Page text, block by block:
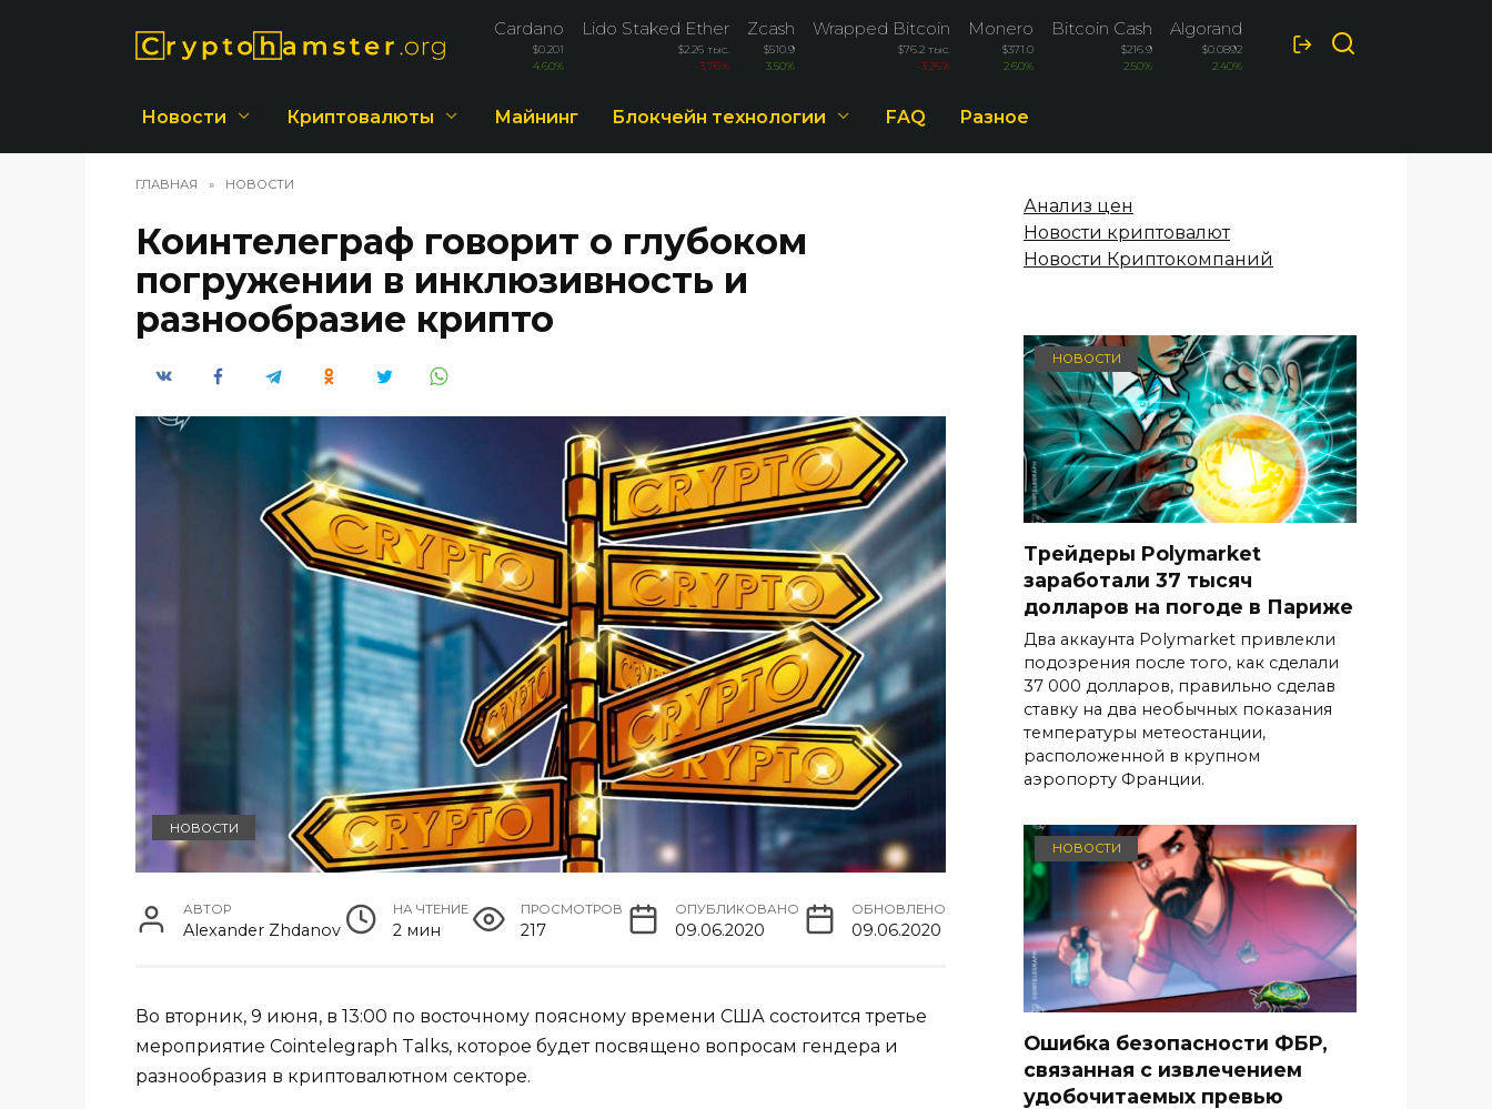
Cardano
$0.201
4.60%
Lido Staked Ether
$2.26 тыс.
-3.76%
Zcash
$510.9
3.50%
Wrapped Bitcoin
$76.2 тыс.
-3.26%
Monero
$371.0
2.60%
Bitcoin Cash
$216.9
2.50%
Algorand
$0.0892
2.40%
Ethereum Classic
Новости Криптовалюты Майнинг Блокчейн технологии FAQ Разное
ГЛАВНАЯ » НОВОСТИ
Коинтелеграф говорит о глубоком
погружении в инклюзивность и
разнообразие крипто
НОВОСТИ
АВТОР
Alexander Zhdanov
НА ЧТЕНИЕ
2 мин
ПРОСМОТРОВ
217
ОПУБЛИКОВАНО
09.06.2020
ОБНОВЛЕНО
09.06.2020
Во вторник, 9 июня, в 13:00 по восточному поясному времени США состоится третье
мероприятие Cointelegraph Talks, которое будет посвящено вопросам гендера и
разнообразия в криптовалютном секторе.
Анализ цен
Новости криптовалют
Новости Криптокомпаний
НОВОСТИ
Трейдеры Polymarket
заработали 37 тысяч
долларов на погоде в Париже
Два аккаунта Polymarket привлекли
подозрения после того, как сделали
37 000 долларов, правильно сделав
ставку на два необычных показания
температуры метеостанции,
расположенной в крупном
аэропорту Франции.
НОВОСТИ
Ошибка безопасности ФБР,
связанная с извлечением
удобочитаемых превью